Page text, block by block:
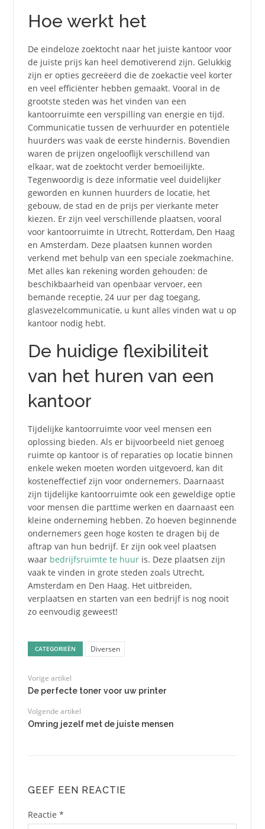
Hoe werkt het
De eindeloze zoektocht naar het juiste kantoor voor
de juiste prijs kan heel demotiverend zijn. Gelukkig
zijn er opties gecreëerd die de zoekactie veel korter
en veel efficiënter hebben gemaakt. Vooral in de
grootste steden was het vinden van een
kantoorruimte een verspilling van energie en tijd.
Communicatie tussen de verhuurder en potentiële
huurders was vaak de eerste hindernis. Bovendien
waren de prijzen ongelooflijk verschillend van
elkaar, wat de zoektocht verder bemoeilijkte.
Tegenwoordig is deze informatie veel duidelijker
geworden en kunnen huurders de locatie, het
gebouw, de stad en de prijs per vierkante meter
kiezen. Er zijn veel verschillende plaatsen, vooral
voor kantoorruimte in Utrecht, Rotterdam, Den Haag
en Amsterdam. Deze plaatsen kunnen worden
verkend met behulp van een speciale zoekmachine.
Met alles kan rekening worden gehouden: de
beschikbaarheid van openbaar vervoer, een
bemande receptie, 24 uur per dag toegang,
glasvezelcommunicatie, u kunt alles vinden wat u op
kantoor nodig hebt.
De huidige flexibiliteit
van het huren van een
kantoor
Tijdelijke kantoorruimte voor veel mensen een
oplossing bieden. Als er bijvoorbeeld niet genoeg
ruimte op kantoor is of reparaties op locatie binnen
enkele weken moeten worden uitgevoerd, kan dit
kosteneffectief zijn voor ondernemers. Daarnaast
zijn tijdelijke kantoorruimte ook een geweldige optie
voor mensen die parttime werken en daarnaast een
kleine onderneming hebben. Zo hoeven beginnende
ondernemers geen hoge kosten te dragen bij de
aftrap van hun bedrijf. Er zijn ook veel plaatsen
waar bedrijfsruimte te huuris. Deze plaatsen zijn
vaak te vinden in grote steden zoals Utrecht,
Amsterdam en Den Haag. Het uitbreiden,
verplaatsen en starten van een bedrijf is nog nooit
zo eenvoudig geweest!
CATEGORIEËN Diversen
Vorige artikel
De perfecte toner voor uw printer
Volgende artikel
Omring jezelf met de juiste mensen
GEEF EEN REACTIE
Reactie *